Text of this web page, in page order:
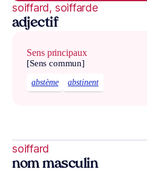
soiffard, soiffarde
adjectif
Sens principaux
[Sens commun]
abstème abstinent
soiffard
nom masculin